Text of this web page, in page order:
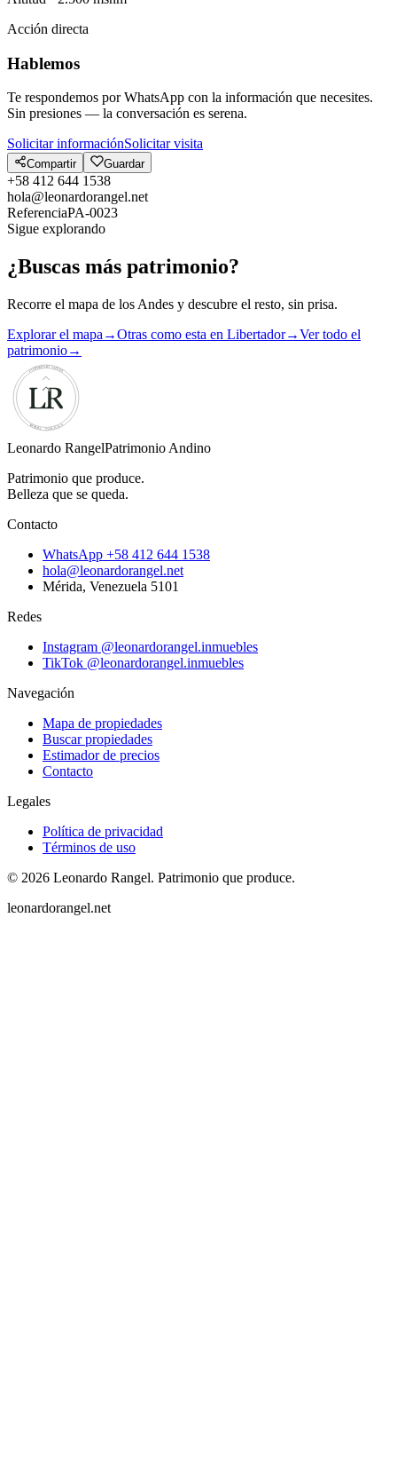
Acción directa
Hablemos
Te respondemos por WhatsApp con la información que necesites.
Sin presiones — la conversación es serena.
Solicitar informaciónSolicitar visita
Compartir Guardar
+58 412 644 1538
hola@leonardorangel.net
ReferenciaPA-0023
Sigue explorando
¿Buscas más patrimonio?
Recorre el mapa de los Andes y descubre el resto, sin prisa.
Explorar el mapa →Otras como esta en Libertador→Ver todo el
patrimonio→
Leonardo RangelPatrimonio Andino
Patrimonio que produce.
Belleza que se queda.
Contacto
WhatsApp +58 412 644 1538
hola@leonardorangel.net
Mérida, Venezuela 5101
Redes
Instagram @leonardorangel.inmuebles
TikTok @leonardorangel.inmuebles
Navegación
Mapa de propiedades
Buscar propiedades
Estimador de precios
Contacto
Legales
Política de privacidad
Términos de uso
© 2026 Leonardo Rangel. Patrimonio que produce.
leonardorangel.net